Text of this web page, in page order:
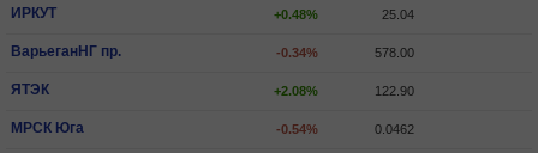
ИРКУТ +0.48% 25.04
ВарьеганHГ пр. -0.34% 578.00
ЯТЭК +2.08% 122.90
МРСК Юга -0.54% 0.0462